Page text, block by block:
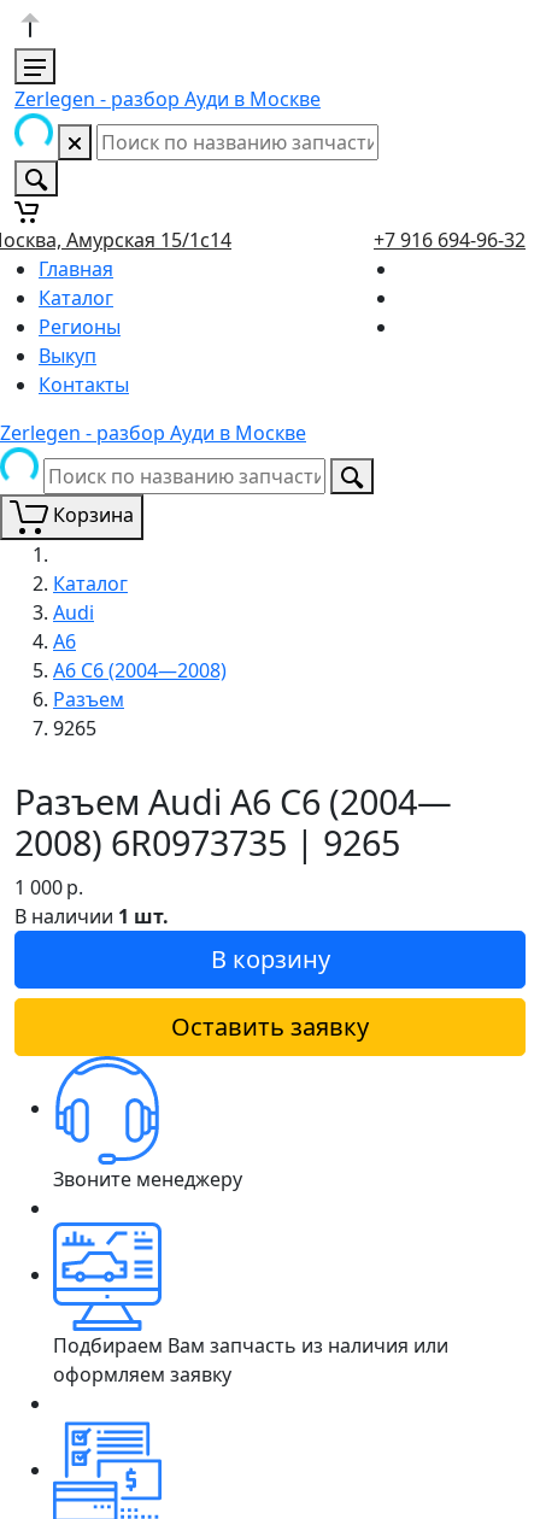
Zerlegen - разбор Ауди в Москве
Амурская 15/1с14
+7 916 694-96-32
Главная
Каталог
Регионы
Выкуп
Контакты
Zerlegen - разбор Ауди в Москве
Корзина
Каталог
Audi
A6
A6 C6 (2004—2008)
Разъем
9265
Разъем Audi A6 C6 (2004—
2008) 6R0973735 | 9265
1 000р.
В наличии 1 шт.
В корзину
Оставить заявку
Звоните менеджеру
Подбираем Вам запчасть из наличия или
оформляем заявку